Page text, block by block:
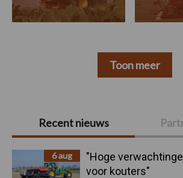
Primaire
Sidebar
Recent nieuws
6 aug
"Hoge
voor kouters"
Toon meer